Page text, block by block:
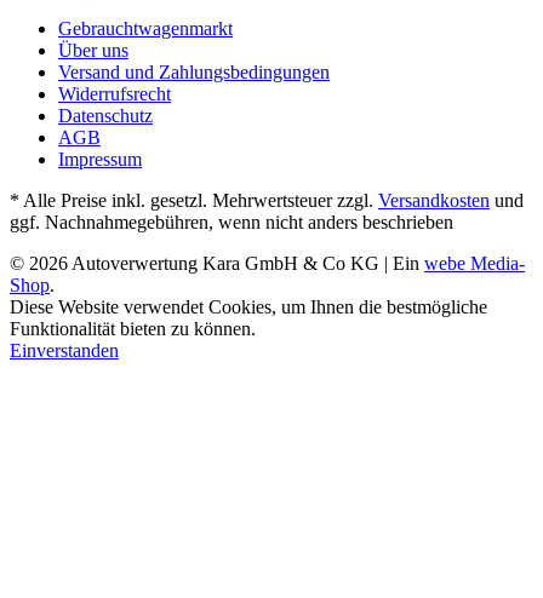
Gebrauchtwagenmarkt
Über uns
Versand und Zahlungsbedingungen
Widerrufsrecht
Datenschutz
AGB
Impressum
* Alle Preise inkl. gesetzl. Mehrwertsteuer zzgl. Versandkosten und
ggf. Nachnahmegebühren, wenn nicht anders beschrieben
© 2026 Autoverwertung Kara GmbH & Co KG | Ein webe Media-
Shop.
Diese Website verwendet Cookies, um Ihnen die bestmögliche
Funktionalität bieten zu können.
Einverstanden